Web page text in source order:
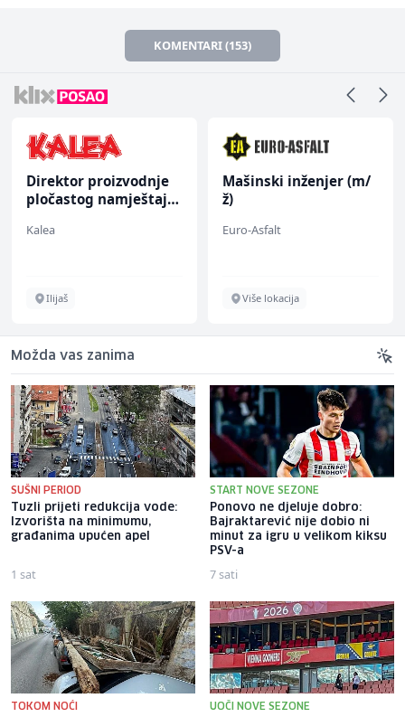
KOMENTARI (153)
Direktor proizvodnje
pločastog namještaja
Kalea
Ilijaš
Mašinski inženjer (m/
ž)
Euro-Asfalt
Više lokacija
Možda vas zanima
SUŠNI PERIOD
Tuzli prijeti redukcija vode:
Izvorišta na minimumu,
građanima upućen apel
1 sat
START NOVE SEZONE
Ponovo ne djeluje dobro:
Bajraktarević nije dobio ni
minut za igru u velikom kiksu
PSV-a
7 sati
TOKOM NOĆI UOČI NOVE SEZONE